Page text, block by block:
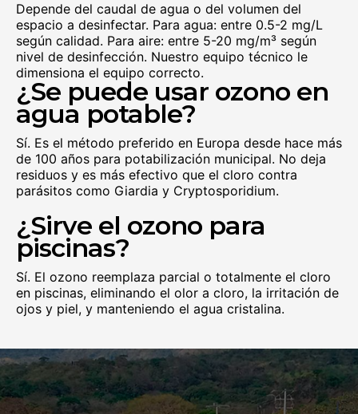
Depende del caudal de agua o del volumen del
espacio a desinfectar. Para agua: entre 0.5-2 mg/L
según calidad. Para aire: entre 5-20 mg/m³ según
nivel de desinfección. Nuestro equipo técnico le
dimensiona el equipo correcto.
¿Se puede usar ozono en
agua potable?
Sí. Es el método preferido en Europa desde hace más
de 100 años para potabilización municipal. No deja
residuos y es más efectivo que el cloro contra
parásitos como Giardia y Cryptosporidium.
¿Sirve el ozono para
piscinas?
Sí. El ozono reemplaza parcial o totalmente el cloro
en piscinas, eliminando el olor a cloro, la irritación de
ojos y piel, y manteniendo el agua cristalina.